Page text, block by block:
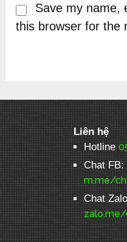
Save my name,
this browser for the
Liên hệ
Hotline
Chat FB:
m.me/
Chat
zalo.me/